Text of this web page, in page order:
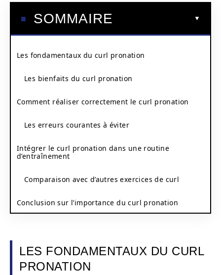
SOMMAIRE
Les fondamentaux du curl pronation
Les bienfaits du curl pronation
Comment réaliser correctement le curl pronation
Les erreurs courantes à éviter
Intégrer le curl pronation dans une routine
d’entraînement
Comparaison avec d’autres exercices de curl
Conclusion sur l’importance du curl pronation
LES FONDAMENTAUX DU CURL
PRONATION